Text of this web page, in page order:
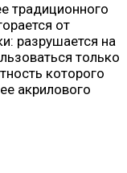
традиционного
от
разрушается на
только
которого
акрилового